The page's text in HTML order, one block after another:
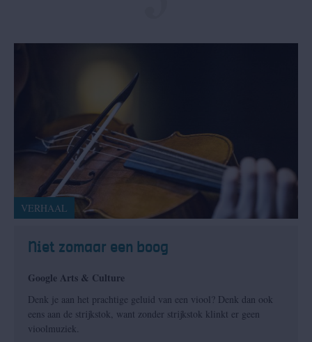
VERHAAL
Niet zomaar een boog
Google Arts & Culture
Denk je aan het prachtige geluid van een viool? Denk dan ook
eens aan de strijkstok, want zonder strijkstok klinkt er geen
vioolmuziek.